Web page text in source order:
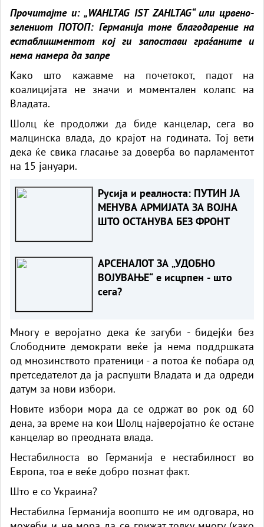
Прочитајте и: „WAHLTAG IST ZAHLTAG“ или црвено-
зелениот ПОТОП: Германија тоне благодарение на
естаблишментот кој ги запостави граѓаните и
нема намера да запре
Како што кажавме на почетокот, падот на
коалицијата не значи и моментален колапс на
Владата.
Шолц ќе продолжи да биде канцелар, сега во
малцинска влада, до крајот на годината. Тој вети
дека ќе свика гласање за доверба во парламентот
на 15 јануари.
Русија и реалноста: ПУТИН ЈА
МЕНУВА АРМИЈАТА ЗА ВОЈНА
ШТО ОСТАНУВА БЕЗ ФРОНТ
АРСЕНАЛОТ ЗА „УДОБНО
ВОЈУВАЊЕ“ е исцрпен - што
сега?
Многу е веројатно дека ќе загуби - бидејќи без
Слободните демократи веќе ја нема поддршката
од мнозинството пратеници - а потоа ќе побара од
претседателот да ја распушти Владата и да одреди
датум за нови избори.
Новите избори мора да се одржат во рок од 60
дена, за време на кои Шолц најверојатно ќе остане
канцелар во преодната влада.
Нестабилноста во Германија е нестабилност во
Европа, тоа е веќе добро познат факт.
Што е со Украина?
Нестабилна Германија воопшто не им одговара, но